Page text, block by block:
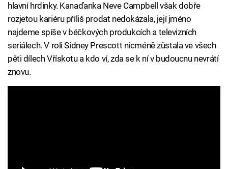
hlavní hrdinky. Kanaďanka Neve Campbell však dobře
rozjetou kariéru příliš prodat nedokázala, její jméno
najdeme spíše v béčkových produkcích a televizních
seriálech. V roli Sidney Prescott nicméně zůstala ve všech
pěti dílech Vřískotu a kdo ví, zda se k ní v budoucnu nevrátí
znovu.